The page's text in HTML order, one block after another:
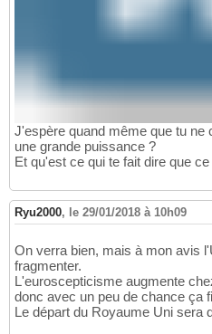
J'espère quand même que tu ne
une grande puissance ?
Et qu'est ce qui te fait dire que
Ryu2000, le 29/01/2018 à 10h09
On verra bien, mais à mon avis
fragmenter.
L'euroscepticisme augmente
donc avec un peu de chance ça
Le départ du Royaume Uni sera